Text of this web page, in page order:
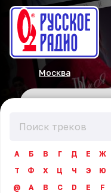
Москва
А Б В Г Д Е Ж
Т
Ф Х Ц Ч Э
Ю
@
A B C D E F